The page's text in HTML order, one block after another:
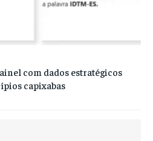
com dados estratégicos
capixabas